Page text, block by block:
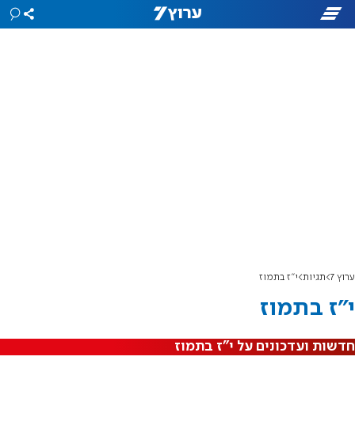
ערוץ 7 תגיות י"ז בתמוז
י"ז בתמוז
חדשות ועדכונים על י"ז בתמוז